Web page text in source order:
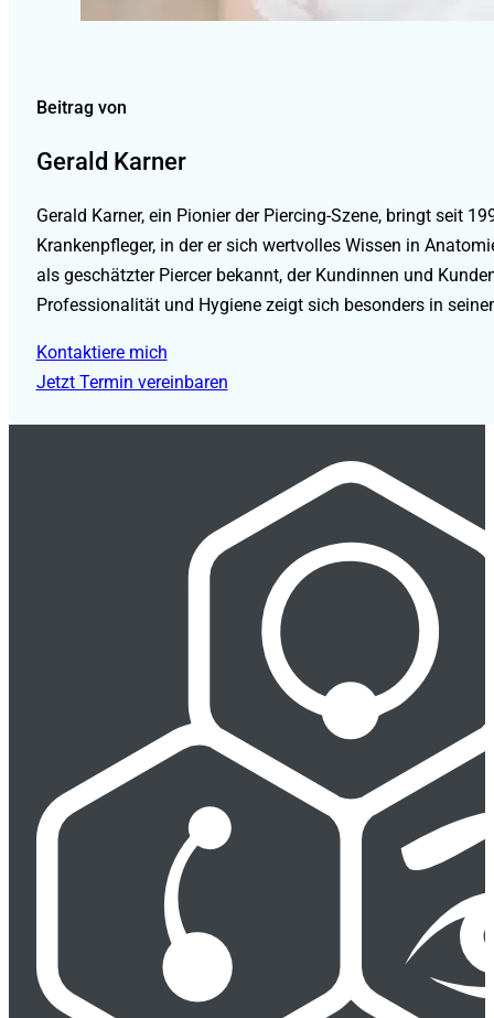
Beitrag von
Gerald Karner
Gerald Karner, ein Pionier der Piercing-Szene, bringt seit
Krankenpfleger, in der er sich wertvolles Wissen in
als geschätzter Piercer bekannt, der Kundinnen und
Professionalität und Hygiene zeigt sich besonders in
Kontaktiere mich
Jetzt Termin vereinbaren